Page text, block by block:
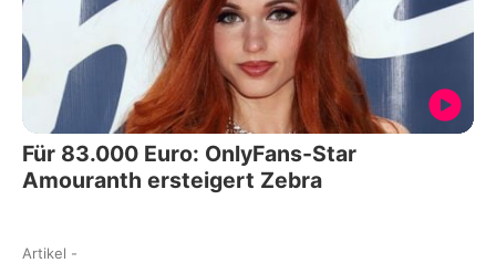
Für 83.000 Euro: OnlyFans-Star
Amouranth ersteigert Zebra
Artikel -